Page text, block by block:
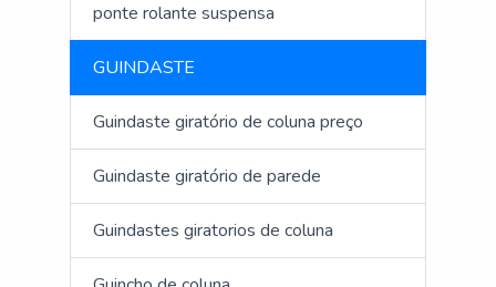
ponte rolante suspensa
GUINDASTE
Guindaste giratório de coluna preço
Guindaste giratório de parede
Guindastes giratorios de coluna